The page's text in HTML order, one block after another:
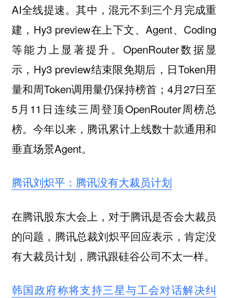
AI全线提速。其中，混元不到三个月完成重
建，Hy3 preview在上下文、Agent、Coding
等能力上显著提升。OpenRouter数据显
示，Hy3 preview结束限免期后，日Token用
量和周Token调用量仍保持榜首；4月27日至
5月11日连续三周登顶OpenRouter周榜总
榜。今年以来，腾讯累计上线数十款通用和
垂直场景Agent。
腾讯刘炽平：腾讯没有大裁员计划
在腾讯股东大会上，对于腾讯是否会大裁员
的问题，腾讯总裁刘炽平回应表示，肯定没
有大裁员计划，腾讯跟硅谷公司不太一样。
韩国政府称将支持三星与工会对话解决纠